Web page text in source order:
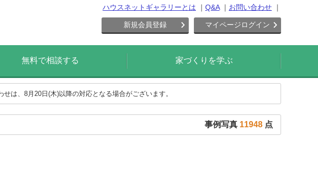
ハウスネットギャラリーとは Q&A お問い合わせ
新規会員登録 マイページログイン
無料で相談する 家づくりを学ぶ
せは、8月20日(木)以降の対応となる場合がございます。
事例写真 11948 点